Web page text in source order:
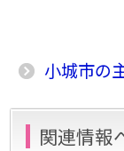
小城市の
関連情報